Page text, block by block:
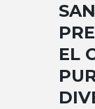
EL